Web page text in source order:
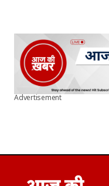
Advertisement